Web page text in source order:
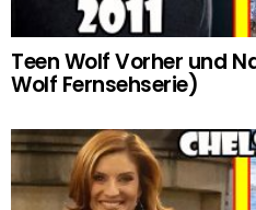
Teen Wolf Vorher und
Wolf Fernsehserie)